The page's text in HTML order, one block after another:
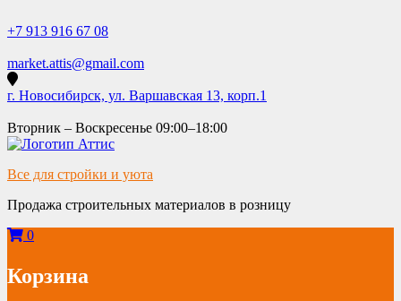
to
+7 913 916 67 08
market.attis@gmail.com
г. Новосибирск, ул. Варшавская 13, корп.1
Вторник – Воскресенье 09:00–18:00
Все для стройки и уюта
Продажа строительных материалов в розницу
0
Корзина